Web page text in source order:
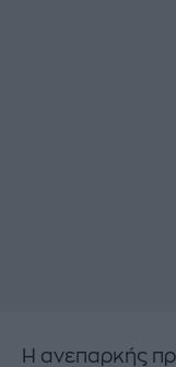
Η ανεπαρκής